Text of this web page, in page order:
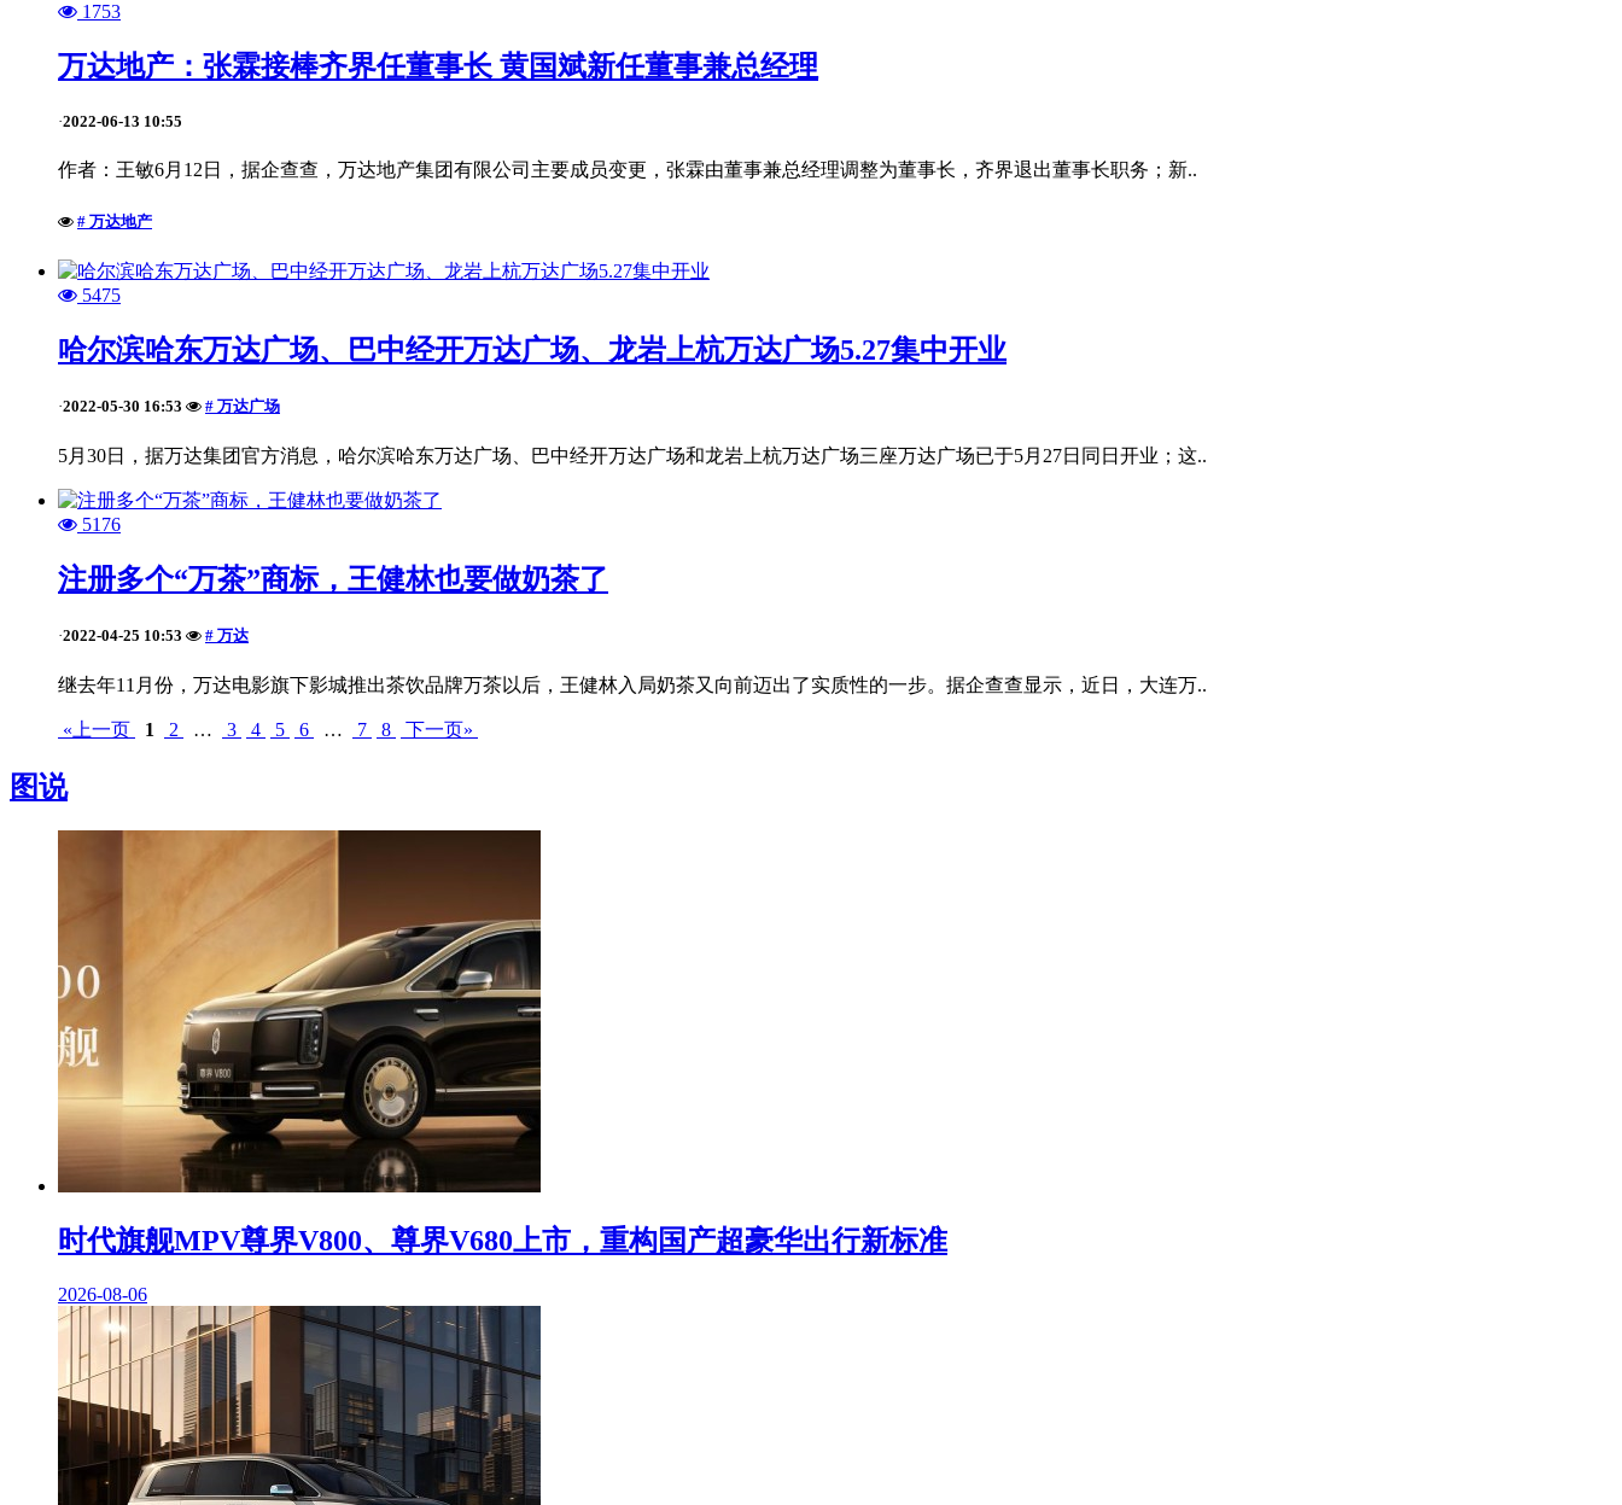
1753
万达地产：张霖接棒齐界任董事长 黄国斌新任董事兼总经理
·2022-06-13 10:55
作者：王敏6月12日，据企查查，万达地产集团有限公司主要成员变更，张霖由董事兼总经理调整为董事长，齐界退出董事长职务；新..
# 万达地产
5475
哈尔滨哈东万达广场、巴中经开万达广场、龙岩上杭万达广场5.27集中开业
·2022-05-30 16:53 # 万达广场
5月30日，据万达集团官方消息，哈尔滨哈东万达广场、巴中经开万达广场和龙岩上杭万达广场三座万达广场已于5月27日同日开业；这..
5176
注册多个“万茶”商标，王健林也要做奶茶了
·2022-04-25 10:53 # 万达
继去年11月份，万达电影旗下影城推出茶饮品牌万茶以后，王健林入局奶茶又向前迈出了实质性的一步。据企查查显示，近日，大连万..
«上一页 1 2 … 3 4 5 6 … 7 8 下一页»
图说
时代旗舰MPV尊界V800、尊界V680上市，重构国产超豪华出行新标准
2026-08-06